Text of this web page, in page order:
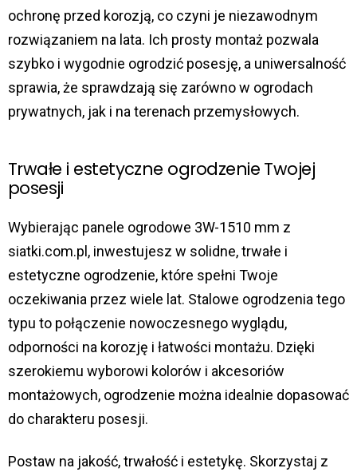
ochronę przed korozją, co czyni je niezawodnym
rozwiązaniem na lata. Ich prosty montaż pozwala
szybko i wygodnie ogrodzić posesję, a uniwersalność
sprawia, że sprawdzają się zarówno w ogrodach
prywatnych, jak i na terenach przemysłowych.
Trwałe i estetyczne ogrodzenie Twojej
posesji
Wybierając panele ogrodowe 3W-1510 mm z
siatki.com.pl, inwestujesz w solidne, trwałe i
estetyczne ogrodzenie, które spełni Twoje
oczekiwania przez wiele lat. Stalowe ogrodzenia tego
typu to połączenie nowoczesnego wyglądu,
odporności na korozję i łatwości montażu. Dzięki
szerokiemu wyborowi kolorów i akcesoriów
montażowych, ogrodzenie można idealnie dopasować
do charakteru posesji.
Postaw na jakość, trwałość i estetykę. Skorzystaj z